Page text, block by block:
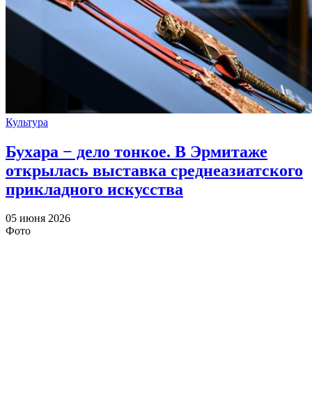
Культура
Бухара − дело тонкое. В Эрмитаже
открылась выставка среднеазиатского
прикладного искусства
05 июня 2026
Фото